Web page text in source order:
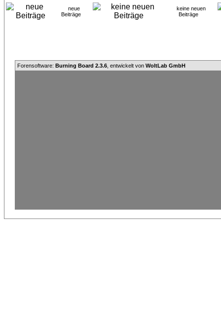
neue
Beiträge
keine neuen
Beiträge
Forensoftware: Burning Board 2.3.6 , entwickelt von WoltLab GmbH